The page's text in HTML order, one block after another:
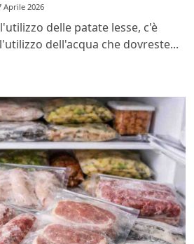
Aprile 2026
delle patate lesse, c'è
dell'acqua che dovreste...